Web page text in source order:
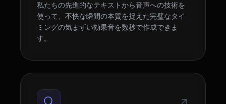
私たちの先進的なテキストから音声への技術を
使って、不快な瞬間の本質を捉えた完璧なタイ
ミングの気まずい効果音を数秒で作成できま
す。